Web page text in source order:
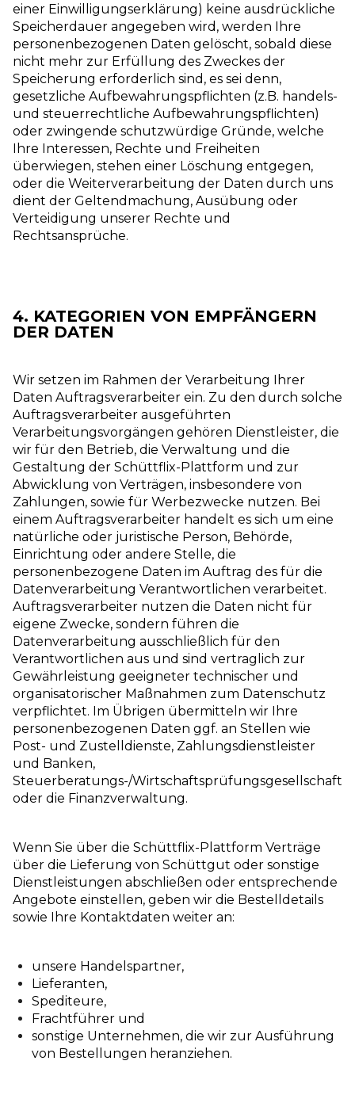
einer Einwilligungserklärung) keine ausdrückliche
Speicherdauer angegeben wird, werden Ihre
personenbezogenen Daten gelöscht, sobald diese
nicht mehr zur Erfüllung des Zweckes der
Speicherung erforderlich sind, es sei denn,
gesetzliche Aufbewahrungspflichten (z.B. handels-
und steuerrechtliche Aufbewahrungspflichten)
oder zwingende schutzwürdige Gründe, welche
Ihre Interessen, Rechte und Freiheiten
überwiegen, stehen einer Löschung entgegen,
oder die Weiterverarbeitung der Daten durch uns
dient der Geltendmachung, Ausübung oder
Verteidigung unserer Rechte und
Rechtsansprüche.
4. KATEGORIEN VON EMPFÄNGERN
DER DATEN
Wir setzen im Rahmen der Verarbeitung Ihrer
Daten Auftragsverarbeiter ein. Zu den durch solche
Auftragsverarbeiter ausgeführten
Verarbeitungsvorgängen gehören Dienstleister, die
wir für den Betrieb, die Verwaltung und die
Gestaltung der Schüttflix-Plattform und zur
Abwicklung von Verträgen, insbesondere von
Zahlungen, sowie für Werbezwecke nutzen. Bei
einem Auftragsverarbeiter handelt es sich um eine
natürliche oder juristische Person, Behörde,
Einrichtung oder andere Stelle, die
personenbezogene Daten im Auftrag des für die
Datenverarbeitung Verantwortlichen verarbeitet.
Auftragsverarbeiter nutzen die Daten nicht für
eigene Zwecke, sondern führen die
Datenverarbeitung ausschließlich für den
Verantwortlichen aus und sind vertraglich zur
Gewährleistung geeigneter technischer und
organisatorischer Maßnahmen zum Datenschutz
verpflichtet. Im Übrigen übermitteln wir Ihre
personenbezogenen Daten ggf. an Stellen wie
Post- und Zustelldienste, Zahlungsdienstleister
und Banken,
Steuerberatungs-/Wirtschaftsprüfungsgesellschaft
oder die Finanzverwaltung.
Wenn Sie über die Schüttflix-Plattform Verträge
über die Lieferung von Schüttgut oder sonstige
Dienstleistungen abschließen oder entsprechende
Angebote einstellen, geben wir die Bestelldetails
sowie Ihre Kontaktdaten weiter an:
unsere Handelspartner,
Lieferanten,
Spediteure,
Frachtführer und
sonstige Unternehmen, die wir zur Ausführung
von Bestellungen heranziehen.